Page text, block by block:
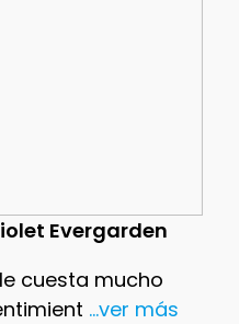
Evergarden
cuesta mucho
...ver más